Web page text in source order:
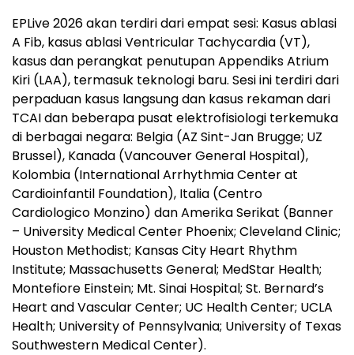
EPLive 2026 akan terdiri dari empat sesi: Kasus ablasi
A Fib, kasus ablasi Ventricular Tachycardia (VT),
kasus dan perangkat penutupan Appendiks Atrium
Kiri (LAA), termasuk teknologi baru. Sesi ini terdiri dari
perpaduan kasus langsung dan kasus rekaman dari
TCAI dan beberapa pusat elektrofisiologi terkemuka
di berbagai negara: Belgia (AZ Sint-Jan Brugge; UZ
Brussel), Kanada (Vancouver General Hospital),
Kolombia (International Arrhythmia Center at
Cardioinfantil Foundation), Italia (Centro
Cardiologico Monzino) dan Amerika Serikat (Banner
– University Medical Center Phoenix; Cleveland Clinic;
Houston Methodist; Kansas City Heart Rhythm
Institute; Massachusetts General; MedStar Health;
Montefiore Einstein; Mt. Sinai Hospital; St. Bernard’s
Heart and Vascular Center; UC Health Center; UCLA
Health; University of Pennsylvania; University of Texas
Southwestern Medical Center).